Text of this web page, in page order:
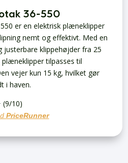
36-550
er en elektrisk plæneklipper
nemt og effektivt. Med en
klippehøjder fra 25
tilpasses til
vejer kun 15 kg, hvilket gør
i haven.
(9/10)
PriceRunner